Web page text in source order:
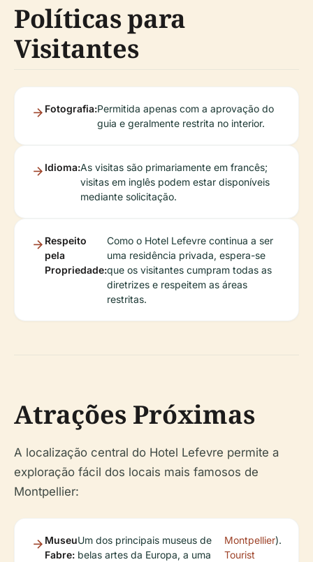
Políticas para
Visitantes
Fotografia:Permitida apenas com a aprovação do
guia e geralmente restrita no interior.
Idioma:As visitas são primariamente em francês;
visitas em inglês podem estar disponíveis
mediante solicitação.
Respeito
pela
Propriedade:
Como o Hotel Lefevre continua a ser
uma residência privada, espera-se
que os visitantes cumpram todas as
diretrizes e respeitem as áreas
restritas.
Atrações Próximas
A localização central do Hotel Lefevre permite a
exploração fácil dos locais mais famosos de
Montpellier:
Museu
Fabre:
Um dos principais museus de
belas artes da Europa, a uma
Montpellier
Tourist
).